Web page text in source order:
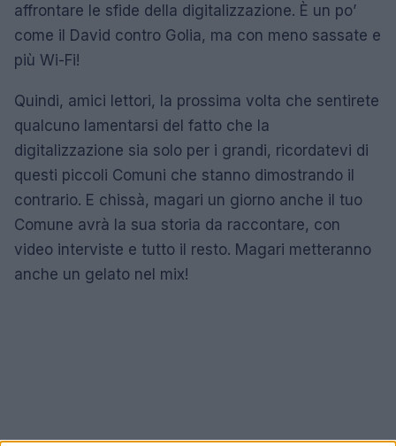
affrontare le sfide della digitalizzazione. È un po’
come il David contro Golia, ma con meno sassate e
più Wi-Fi!
Quindi, amici lettori, la prossima volta che sentirete
qualcuno lamentarsi del fatto che la
digitalizzazione sia solo per i grandi, ricordatevi di
questi piccoli Comuni che stanno dimostrando il
contrario. E chissà, magari un giorno anche il tuo
Comune avrà la sua storia da raccontare, con
video interviste e tutto il resto. Magari metteranno
anche un gelato nel mix!